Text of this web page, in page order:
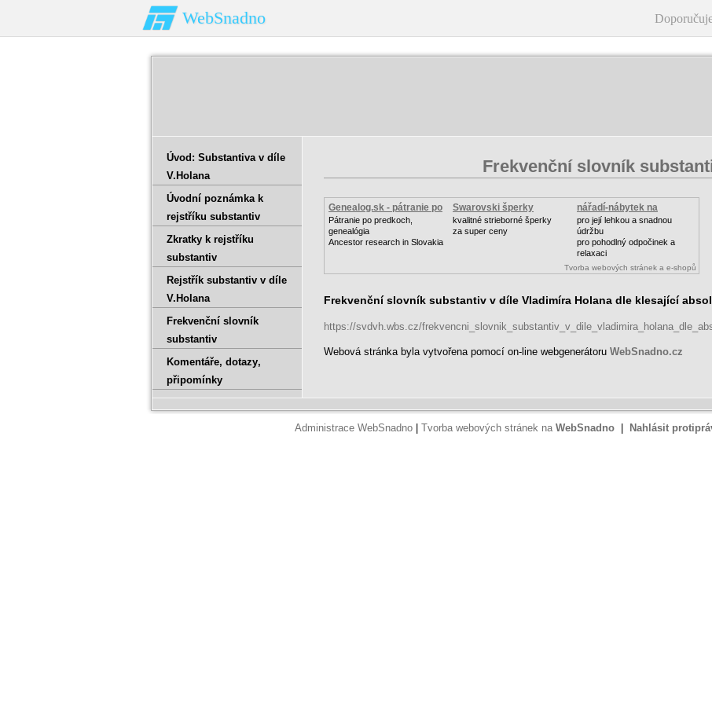
WebSnadno
Frekvenční slovník
Genealog.sk - pátranie po
Pátranie po predkoch,
genealógia
Ancestor research in Slovakia
Swarovski šperky
kvalitné strieborné šperky
za super ceny
nářadí-nábytek na
zahradu
pro její lehkou a snadnou
údržbu
pro pohodlný odpočinek a
relaxaci
Tvorba webových stránek a e-shopů
Frekvenční slovník substantiv v díle Vladimíra Holana dle klesající
https://svdvh.wbs.cz/
Webová stránka byla vytvořena pomocí on-line webgenerátoru WebSnadno.cz
Úvod: Substantiva v díle
V.Holana
Úvodní poznámka k
rejstříku substantiv
Zkratky k rejstříku
substantiv
Rejstřík substantiv v díle
V.Holana
Frekvenční slovník
substantiv
Komentáře‚ dotazy‚
připomínky
Administrace WebSnadno Tvorba webových stránek na WebSnadno Nahlásit